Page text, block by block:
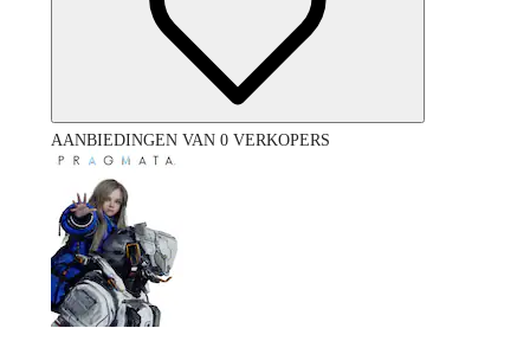
AANBIEDINGEN VAN 0 VERKOPERS